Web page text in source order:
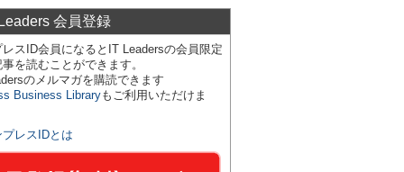
会員登録
スID会員になるとIT Leadersの会員限定
を読むことができます。
のメルマガを購読できます
Business Libraryもご利用いただけま
プレスIDとは